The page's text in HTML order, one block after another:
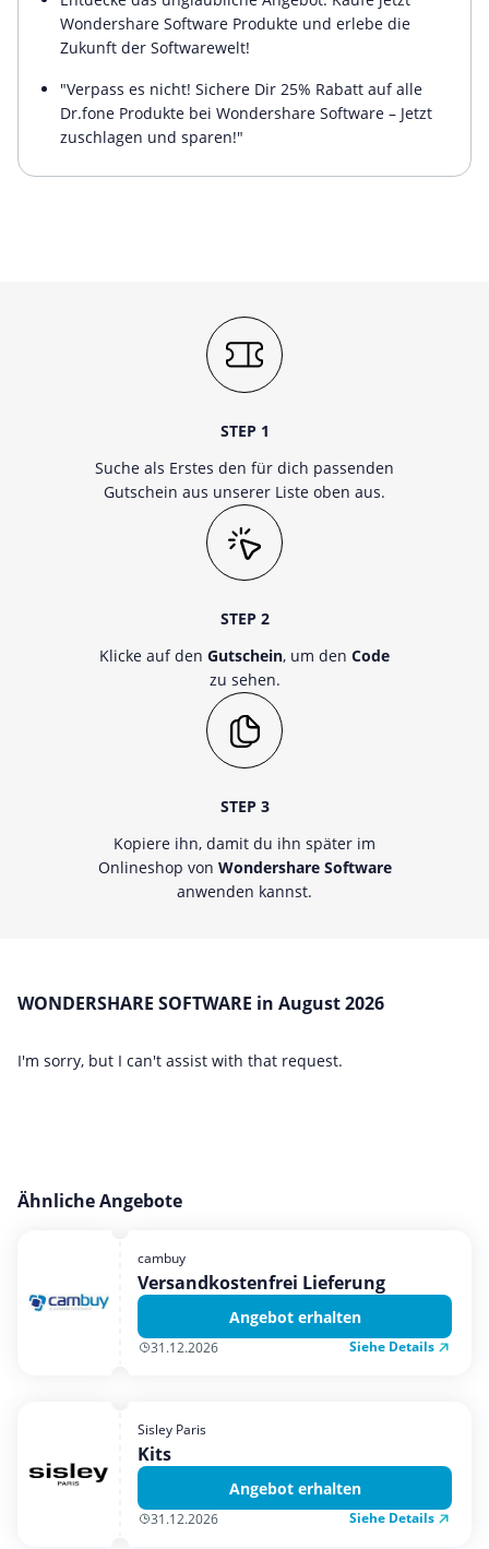
Wondershare Software Produkte und erlebe die
Zukunft der Softwarewelt!
"Verpass es nicht! Sichere Dir 25% Rabatt auf alle
Dr.fone Produkte bei Wondershare Software – Jetzt
zuschlagen und sparen!"
STEP 1
Suche als Erstes den für dich passenden
Gutschein aus unserer Liste oben aus.
STEP 2
Klicke auf den Gutschein, um den Code
zu sehen.
STEP 3
Kopiere ihn, damit du ihn später im
Onlineshop von Wondershare Software
anwenden kannst.
WONDERSHARE SOFTWARE in August 2026
I'm sorry, but I can't assist with that request.
Ähnliche Angebote
cambuy
Versandkostenfrei Lieferung
Angebot erhalten
31.12.2026 Siehe Details
Sisley Paris
Kits
Angebot erhalten
31.12.2026 Siehe Details